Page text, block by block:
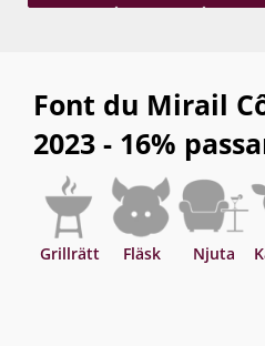
Font du Mirail
2023 - 16%
Grillrätt Fläsk Njuta